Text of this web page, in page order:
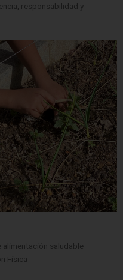
responsabilidad y
saludable
Física